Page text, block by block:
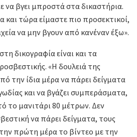
να βγει μπροστά στα δικαστήρια.
και τώρα είμαστε πιο προσεκτικοί,
να μην βγουν από κανέναν έξω».
δικογραφία είναι και τα
«Η δουλειά της
την ίδια μέρα να πάρει δείγματα
και να βγάζει συμπεράσματα,
το μανιτάρι 80 μέτρων. Δεν
να πάρει δείγματα, τους
πρώτη μέρα το βίντεο με την